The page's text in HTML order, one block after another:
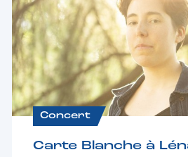
Concert
Carte Blanche à